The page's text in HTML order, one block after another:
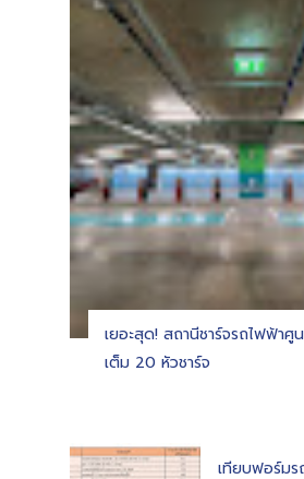
เยอะสุด! สถานีชาร์จรถไฟฟ้า
เต็ม 20 หัวชาร์จ
เทียบฟอร์ม